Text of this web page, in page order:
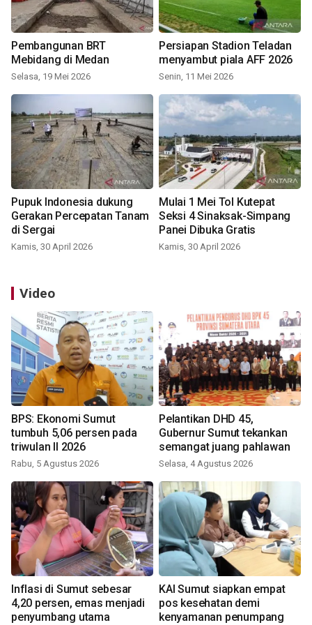
Pembangunan BRT
Mebidang di Medan
Selasa, 19 Mei 2026
Persiapan Stadion Teladan
menyambut piala AFF 2026
Senin, 11 Mei 2026
Pupuk Indonesia dukung
Gerakan Percepatan Tanam
di Sergai
Kamis, 30 April 2026
Mulai 1 Mei Tol Kutepat
Seksi 4 Sinaksak-Simpang
Panei Dibuka Gratis
Kamis, 30 April 2026
Video
BPS: Ekonomi Sumut
tumbuh 5,06 persen pada
triwulan II 2026
Rabu, 5 Agustus 2026
Pelantikan DHD 45,
Gubernur Sumut tekankan
semangat juang pahlawan
Selasa, 4 Agustus 2026
Inflasi di Sumut sebesar
4,20 persen, emas menjadi
penyumbang utama
KAI Sumut siapkan empat
pos kesehatan demi
kenyamanan penumpang